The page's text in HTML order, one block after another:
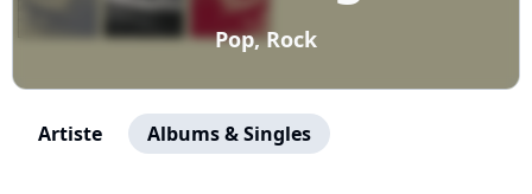
Pop, Rock
Artiste Albums & Singles